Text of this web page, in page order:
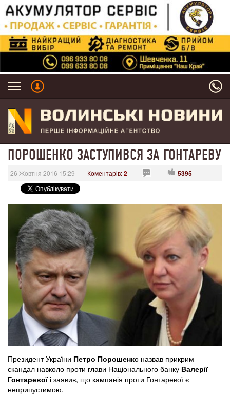
ПОРОШЕНКО ЗАСТУПИВСЯ ЗА ГОНТАРЕВУ
26 Жовтня 2016 15:29 Коментарів:2 5395
Президент України Петро Порошенко назвав прикрим
скандал навколо проти глави Національного банку Валерії
Гонтаревоїі заявив, що кампанія проти Гонтаревої є
неприпустимою.